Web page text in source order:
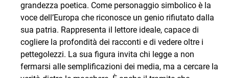
grandezza poetica. Come personaggio simbolico è la
voce dell’Europa che riconosce un genio rifiutato dalla
sua patria. Rappresenta il lettore ideale, capace di
cogliere la profondità dei racconti e di vedere oltre i
pettegolezzi. La sua figura invita chi legge a non
fermarsi alle semplificazioni dei media, ma a cercare la